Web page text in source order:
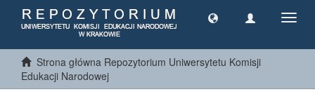
Strona główna Repozytorium Uniwersytetu Komisji
Edukacji Narodowej